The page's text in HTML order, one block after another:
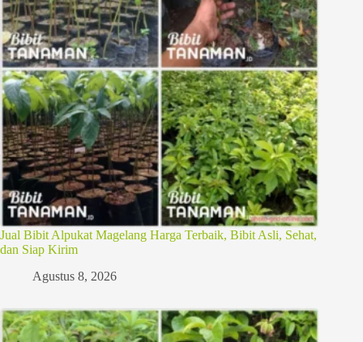
Jual Bibit Alpukat Magelang Harga Terbaik, Bibit Asli, Sehat,
dan Siap Kirim
Agustus 8, 2026